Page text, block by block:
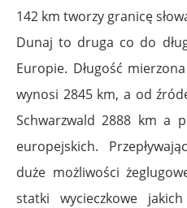
142 km tworzy granicę
Dunaj to druga co do
Europie. Długość
wynosi 2845 km, a od
Schwarzwald 2888 km a
europejskich.
duże możliwości
statki wycieczkowe